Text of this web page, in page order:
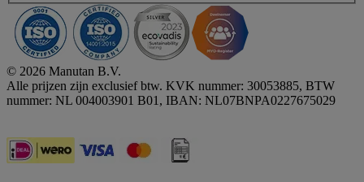
© 2026 Manutan B.V.
Alle prijzen zijn exclusief btw. KVK nummer: 30053885, BTW
nummer: NL 004003901 B01, IBAN: NL07BNPA0227675029